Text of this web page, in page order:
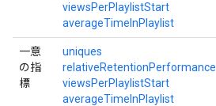
viewsPerPlaylistStart
averageTimeInPlaylist
一意
の指
標
uniques
relativeRetentionPerformance
viewsPerPlaylistStart
averageTimeInPlaylist